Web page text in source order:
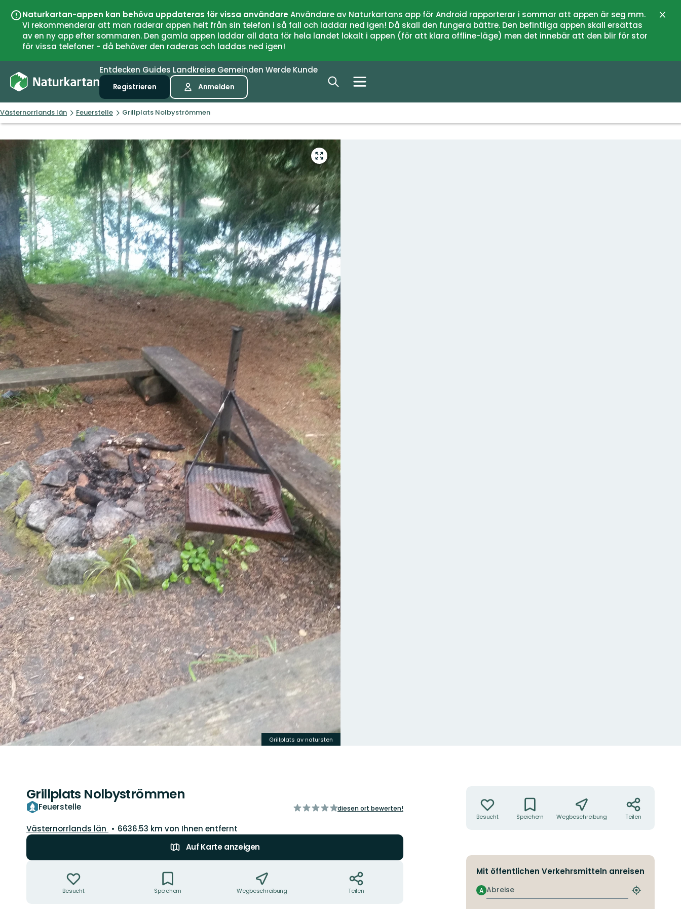
Naturkartan-appen kan behöva uppdateras för vissa användareAnvändare av Naturkartans app för Android rapporterar i sommar att appen är seg mm.
Vi rekommenderar att man raderar appen helt från sin telefon i så fall och laddar ned igen! Då skall den fungera bättre. Den befintliga appen skall ersättas
av en ny app efter sommaren. Den gamla appen laddar all data för hela landet lokalt i appen (för att klara offline-läge) men det innebär att den blir för stor
för vissa telefoner - då behöver den raderas och laddas ned igen!
Entdecken Guides Landkreise Gemeinden Werde Kunde
Registrieren Anmelden
Västernorrlands län Feuerstelle Grillplats Nolbyströmmen
Vollbild
öffnen
Grillplats av natursten
Grillplats Nolbyströmmen
Feuerstelle
von
diesen ort bewerten!
Landkreis:
Västernorrlands län
6636.53 km von Ihnen entfernt
Auf Karte anzeigen
Besucht Speichern Wegbeschreibung Teilen
Besucht Speichern Wegbeschreibung Teilen
Mit öffentlichen Verkehrsmitteln anreisen
Abreise
A